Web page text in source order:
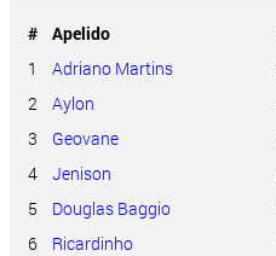
# Apelido
1
Adriano Martins
2
Aylon
3
Geovane
4
Jenison
5
Douglas Baggio
6
Ricardinho